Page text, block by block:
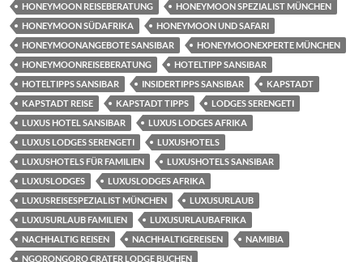
HONEYMOON REISEBERATUNG
HONEYMOON SPEZIALIST MÜNCHEN
HONEYMOON SÜDAFRIKA
HONEYMOON UND SAFARI
HONEYMOONANGEBOTE SANSIBAR
HONEYMOONEXPERTE MÜNCHEN
HONEYMOONREISEBERATUNG
HOTELTIPP SANSIBAR
HOTELTIPPS SANSIBAR
INSIDERTIPPS SANSIBAR
KAPSTADT
KAPSTADT REISE
KAPSTADT TIPPS
LODGES SERENGETI
LUXUS HOTEL SANSIBAR
LUXUS LODGES AFRIKA
LUXUS LODGES SERENGETI
LUXUSHOTELS
LUXUSHOTELS FÜR FAMILIEN
LUXUSHOTELS SANSIBAR
LUXUSLODGES
LUXUSLODGES AFRIKA
LUXUSREISESPEZIALIST MÜNCHEN
LUXUSURLAUB
LUXUSURLAUB FAMILIEN
LUXUSURLAUBAFRIKA
NACHHALTIG REISEN
NACHHALTIGEREISEN
NAMIBIA
NGORONGORO CRATER LODGE BUCHEN